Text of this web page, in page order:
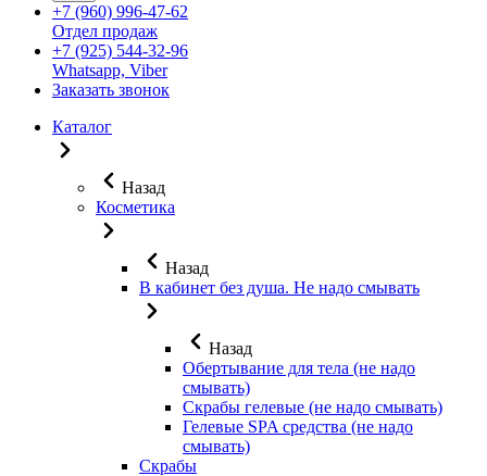
+7 (960) 996-47-62
Отдел продаж
+7 (925) 544-32-96
Whatsapp, Viber
Заказать звонок
Каталог
Назад
Косметика
Назад
В кабинет без душа. Не надо смывать
Назад
Обертывание для тела (не надо
смывать)
Скрабы гелевые (не надо смывать)
Гелевые SPA средства (не надо
смывать)
Скрабы